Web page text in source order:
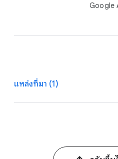
Google
แหล่งที่มา (1)